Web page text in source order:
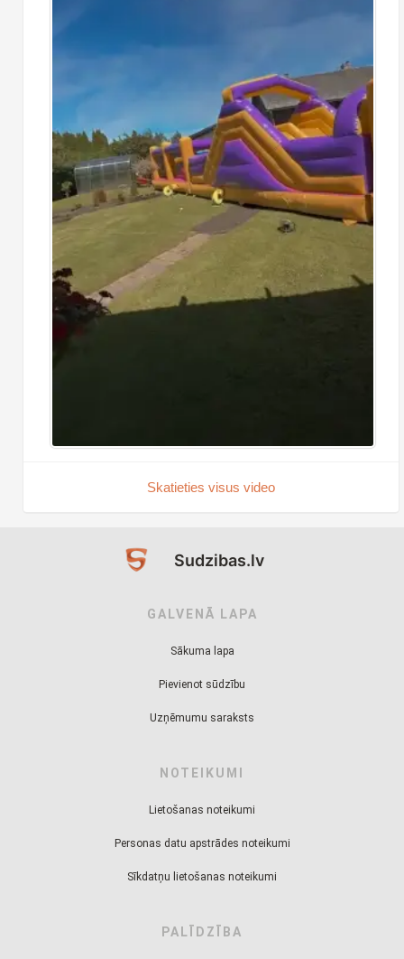
Skatieties visus video
Sudzibas.lv
GALVENĀ LAPA
Sākuma lapa
Pievienot sūdzību
Uzņēmumu saraksts
NOTEIKUMI
Lietošanas noteikumi
Personas datu apstrādes noteikumi
Sīkdatņu lietošanas noteikumi
PALĪDZĪBA